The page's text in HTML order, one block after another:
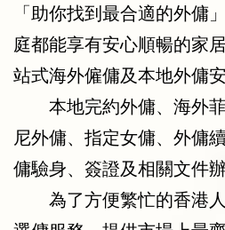
「助你找到最合適的外傭
庭都能享有安心順暢的家
站式海外僱傭及本地外傭
本地完約外傭、海外菲
尼外傭、指定女傭、外傭
傭驗身、簽證及相關文件辦
為了方便繁忙的香港人